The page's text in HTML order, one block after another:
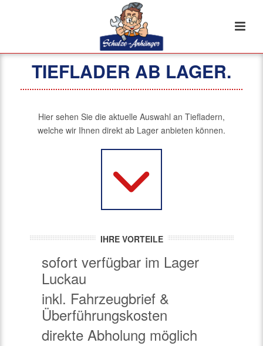
TIEFLADER AB LAGER.
Hier sehen Sie die aktuelle Auswahl an Tiefladern,
welche wir Ihnen direkt ab Lager anbieten können.
IHRE VORTEILE
sofort verfügbar im Lager
Luckau
inkl. Fahrzeugbrief &
Überführungskosten
direkte Abholung möglich